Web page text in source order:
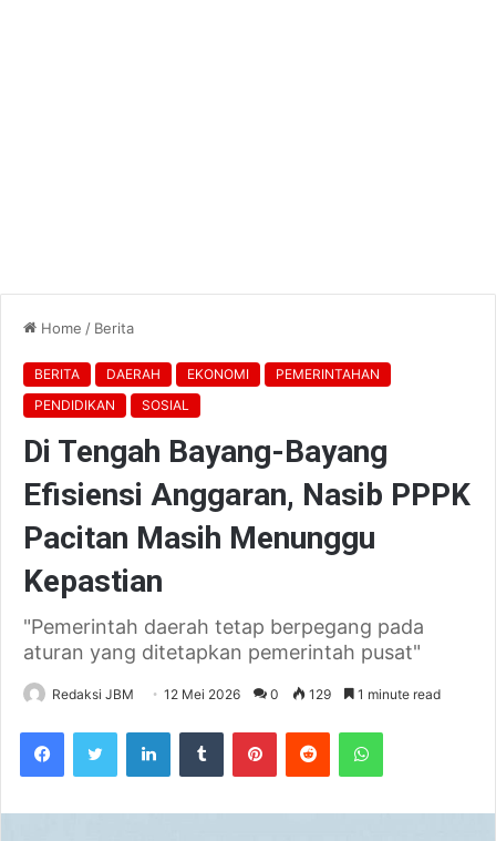
Home / Berita
BERITA DAERAH EKONOMI
PEMERINTAHAN
PENDIDIKAN
SOSIAL
Di Tengah Bayang-Bayang
Efisiensi Anggaran, Nasib PPPK
Pacitan Masih Menunggu
Kepastian
"Pemerintah daerah tetap berpegang pada
aturan yang ditetapkan pemerintah pusat"
Redaksi JBM 12 Mei 2026 0 129 1 minute read